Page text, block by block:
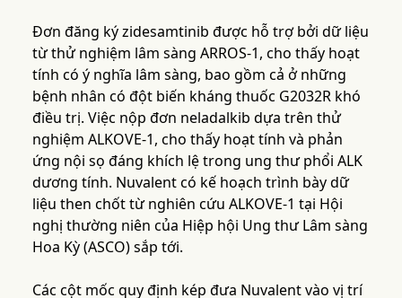
Đơn đăng ký zidesamtinib được hỗ trợ bởi dữ liệu
từ thử nghiệm lâm sàng ARROS-1, cho thấy hoạt
tính có ý nghĩa lâm sàng, bao gồm cả ở những
bệnh nhân có đột biến kháng thuốc G2032R khó
điều trị. Việc nộp đơn neladalkib dựa trên thử
nghiệm ALKOVE-1, cho thấy hoạt tính và phản
ứng nội sọ đáng khích lệ trong ung thư phổi ALK
dương tính. Nuvalent có kế hoạch trình bày dữ
liệu then chốt từ nghiên cứu ALKOVE-1 tại Hội
nghị thường niên của Hiệp hội Ung thư Lâm sàng
Hoa Kỳ (ASCO) sắp tới.
Các cột mốc quy định kép đưa Nuvalent vào vị trí